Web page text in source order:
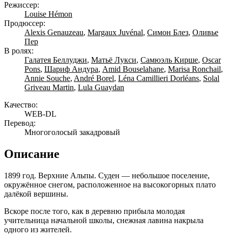
Режиссер:
Louise Hémon
Продюссер:
Alexis Genauzeau, Margaux Juvénal, Симон Блез, Оливье
Пер
В ролях:
Галатея Беллуджи, Матьё Лукси, Самюэль Кирше, Oscar
Pons, Шариф Андура, Amid Bouselahane, Marisa Ronchail,
Annie Souche, André Borel, Léna Camillieri Dorléans, Solal
Griveau Martin, Lula Guaydan
Качество:
WEB-DL
Перевод:
Многоголосый закадровый
Описание
1899 год. Верхние Альпы. Суден — небольшое поселение,
окружённое снегом, расположенное на высокогорных плато
далёкой вершины.
Вскоре после того, как в деревню прибыла молодая
учительница начальной школы, снежная лавина накрыла
одного из жителей.